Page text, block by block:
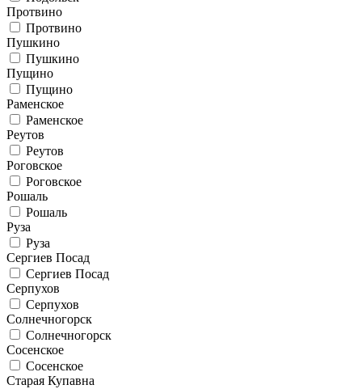
Протвино
Протвино
Пушкино
Пушкино
Пущино
Пущино
Раменское
Раменское
Реутов
Реутов
Роговское
Роговское
Рошаль
Рошаль
Руза
Руза
Сергиев Посад
Сергиев Посад
Серпухов
Серпухов
Солнечногорск
Солнечногорск
Сосенское
Сосенское
Старая Купавна